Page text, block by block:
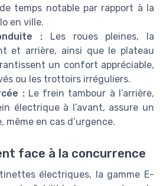
temps notable par rapport à la
en ville.
: Les roues pleines, la
et arrière, ainsi que le plateau
un confort appréciable,
ou les trottoirs irréguliers.
:Le frein tambour à l’arrière,
électrique à l’avant, assure un
même en cas d’urgence.
face à la concurrence
électriques, la gamme E-